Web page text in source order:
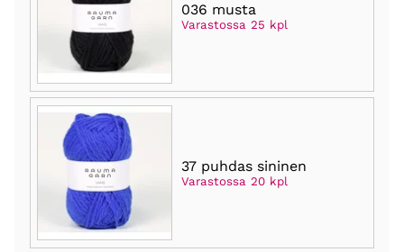
036 musta
Varastossa 25 kpl
37 puhdas sininen
Varastossa 20 kpl